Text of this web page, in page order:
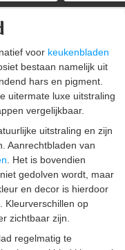
voor keukenbladen
bestaan namelijk uit
hars en pigment.
uitermate luxe uitstraling
vergelijkbaar.
uitstraling en zijn
Aanrechtbladen van
. Het is bovendien
gedolven wordt, maar
en decor is hierdoor
Kleurverschillen op
zichtbaar zijn.
regelmatig te